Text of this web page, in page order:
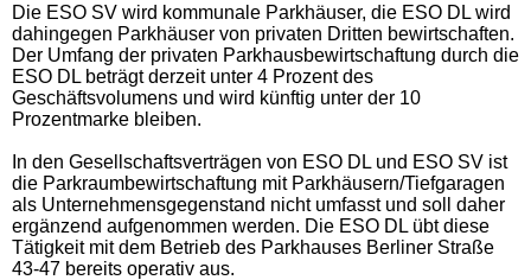
Die ESO SV wird kommunale Parkhäuser, die ESO DL wird
dahingegen Parkhäuser von privaten Dritten bewirtschaften.
Der Umfang der privaten Parkhausbewirtschaftung durch die
ESO DL beträgt derzeit unter 4 Prozent des
Geschäftsvolumens und wird künftig unter der 10
Prozentmarke bleiben.
In den Gesellschaftsverträgen von ESO DL und ESO SV ist
die Parkraumbewirtschaftung mit Parkhäusern/Tiefgaragen
als Unternehmensgegenstand nicht umfasst und soll daher
ergänzend aufgenommen werden. Die ESO DL übtdiese
Tätigkeit mit dem Betrieb des Parkhauses Berliner Straße
43-47 bereits operativ aus.